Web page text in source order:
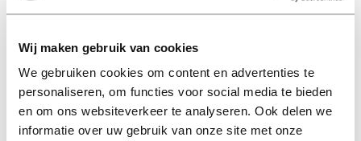
Wij maken gebruik van cookies
We gebruiken cookies om content en advertenties te
personaliseren, om functies voor social media te bieden
en om ons websiteverkeer te analyseren. Ook delen we
informatie over uw gebruik van onze site met onze
Nieuws
Van Deun krijgt Vidi-beurs
13 mei 2016
Nieuws